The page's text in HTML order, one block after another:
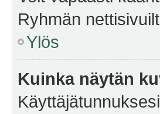
Ryhmän
Ylös
Kuinka näytän